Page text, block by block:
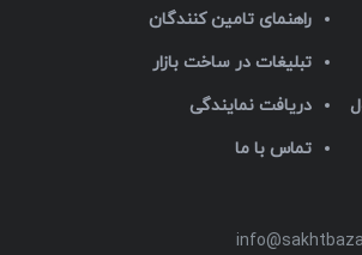
راهنمای تامین کنندگان
تبلیغات در ساخت بازار
دریافت نمایندگی
تماس با ما